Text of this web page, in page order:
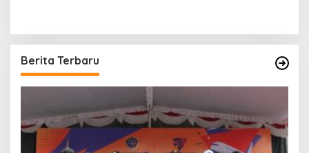
Berita Terbaru